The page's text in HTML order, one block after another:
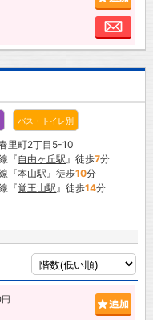
お
バス・トイレ別
里町2丁目5-10
『自由ヶ丘駅』徒歩7分
『本山駅』徒歩10分
『覚王山駅』徒歩14分